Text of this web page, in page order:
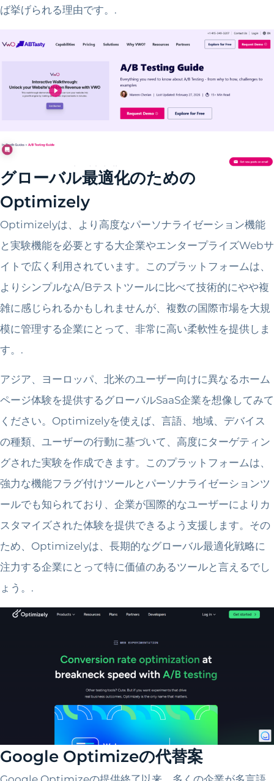
ば挙げられる理由です。.
グローバル最適化のための
Optimizely
Optimizelyは、より高度なパーソナライゼーション機能
と実験機能を必要とする大企業やエンタープライズWebサ
イトで広く利用されています。このプラットフォームは、
よりシンプルなA/Bテストツールに比べて技術的にやや複
雑に感じられるかもしれませんが、複数の国際市場を大規
模に管理する企業にとって、非常に高い柔軟性を提供しま
す。.
アジア、ヨーロッパ、北米のユーザー向けに異なるホーム
ページ体験を提供するグローバルSaaS企業を想像してみて
ください。Optimizelyを使えば、言語、地域、デバイス
の種類、ユーザーの行動に基づいて、高度にターゲティン
グされた実験を作成できます。このプラットフォームは、
強力な機能フラグ付けツールとパーソナライゼーションツ
ールでも知られており、企業が国際的なユーザーによりカ
スタマイズされた体験を提供できるよう支援します。その
ため、Optimizelyは、長期的なグローバル最適化戦略に
注力する企業にとって特に価値のあるツールと言えるでし
ょう。.
Google Optimizeの代替案